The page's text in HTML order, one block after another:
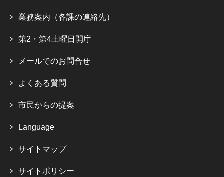
業務案内（各課の連絡先）
第2・第4土曜日開庁
メールでのお問合せ
よくある質問
市民からの提案
Language
サイトマップ
サイトポリシー